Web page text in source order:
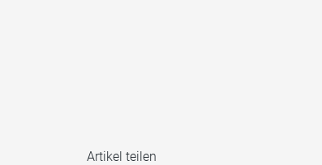
Artikel teilen